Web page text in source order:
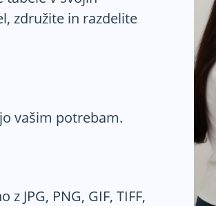
združite in razdelite
vašim potrebam.
JPG, PNG, GIF, TIFF,